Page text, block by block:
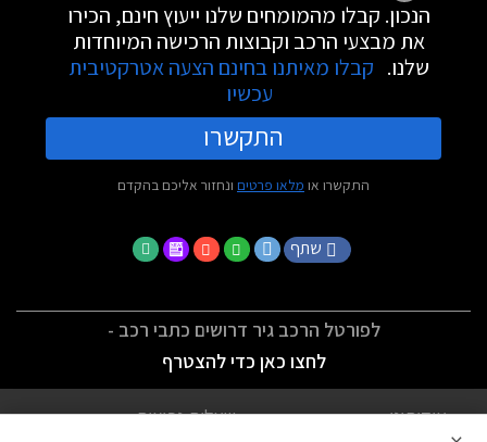
הנכון. קבלו מהמומחים שלנו ייעוץ חינם, הכירו
את מבצעי הרכב וקבוצות הרכישה המיוחדות
שלנו. קבלו מאיתנו בחינם הצעה אטרקטיבית
עכשיו
התקשרו
התקשרו או מלאו פרטים ונחזור אליכם בהקדם
שתף
לפורטל הרכב גיר דרושים כתבי רכב -
לחצו כאן כדי להצטרף
אודותינו שאלות נפוצות